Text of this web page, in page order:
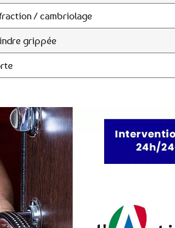
/ cambriolage
grippée